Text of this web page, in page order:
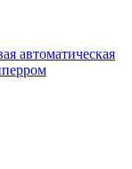
автоматическая